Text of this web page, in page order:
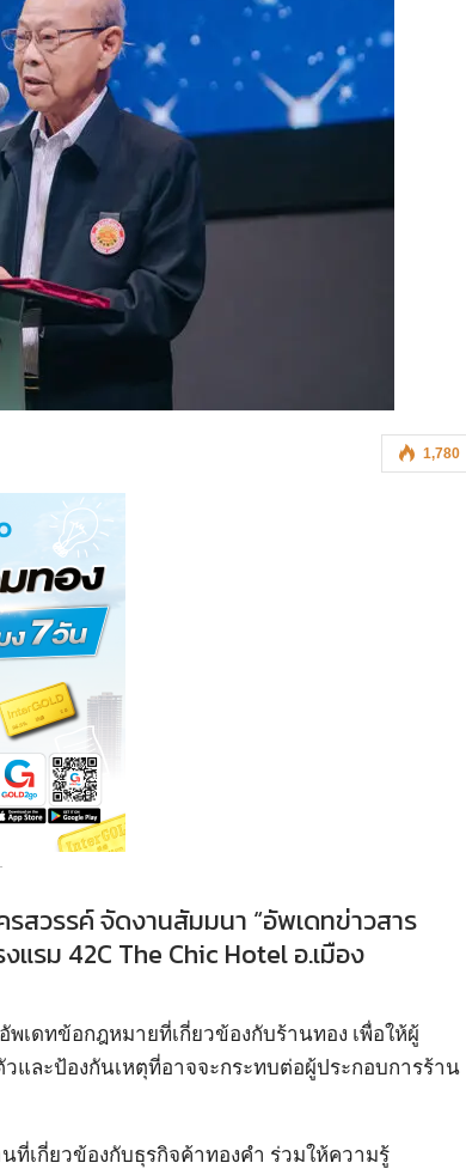
1,780
สวรรค์ จัดงานสัมมนา “อัพเดทข่าวสาร
แรม 42C The Chic Hotel อ.เมือง
เดทข้อกฎหมายที่เกี่ยวข้องกับร้านทอง เพื่อให้ผู้
และป้องกันเหตุที่อาจจะกระทบต่อผู้ประกอบการร้าน
เกี่ยวข้องกับธุรกิจค้าทองคำ ร่วมให้ความรู้